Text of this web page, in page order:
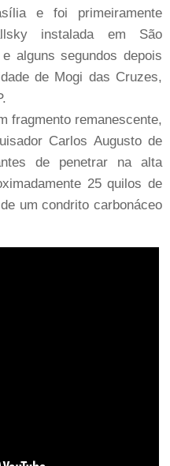
e foi primeiramente
instalada em São
alguns segundos depois
de Mogi das Cruzes,
fragmento remanescente,
Carlos Augusto de
de penetrar na alta
25 quilos de
um condrito carbonáceo